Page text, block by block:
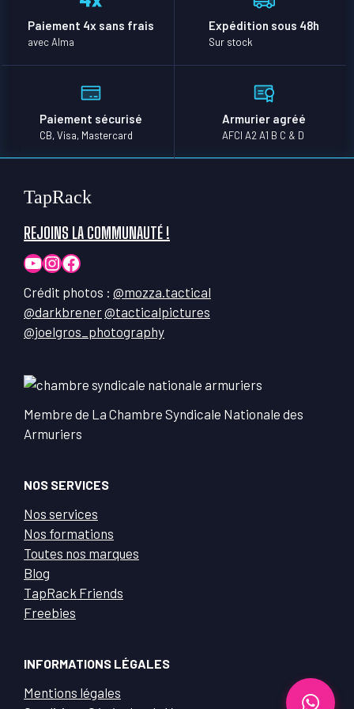
Paiement 4x sans frais
avec Alma
Expédition sous 48h
Sur stock
Paiement sécurisé
CB, Visa, Mastercard
Armurier agréé
AFCI A2 A1 B C & D
TapRack
REJOINS LA COMMUNAUTÉ !
YouTube
Instagram
Facebook
Crédit photos : @mozza.tactical
@darkbrener@tacticalpictures
@joelgros_photography
Membre de La Chambre Syndicale Nationale des
Armuriers
NOS SERVICES
Nos services
Nos formations
Toutes nos marques
Blog
TapRack Friends
Freebies
INFORMATIONS LÉGALES
Mentions légales